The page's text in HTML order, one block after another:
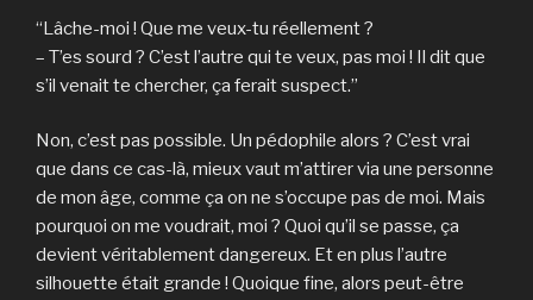
“Lâche-moi ! Que me veux-tu réellement ?
– T’es sourd ? C’est l’autre qui te veux, pas moi ! Il dit que
s’il venait te chercher, ça ferait suspect.”
Non, c’est pas possible. Un pédophile alors ? C’est vrai
que dans ce cas-là, mieux vaut m’attirer via une personne
de mon âge, comme ça on ne s’occupe pas de moi. Mais
pourquoi on me voudrait, moi ? Quoi qu’il se passe, ça
devient véritablement dangereux. Et en plus l’autre
silhouette était grande ! Quoique fine, alors peut-être